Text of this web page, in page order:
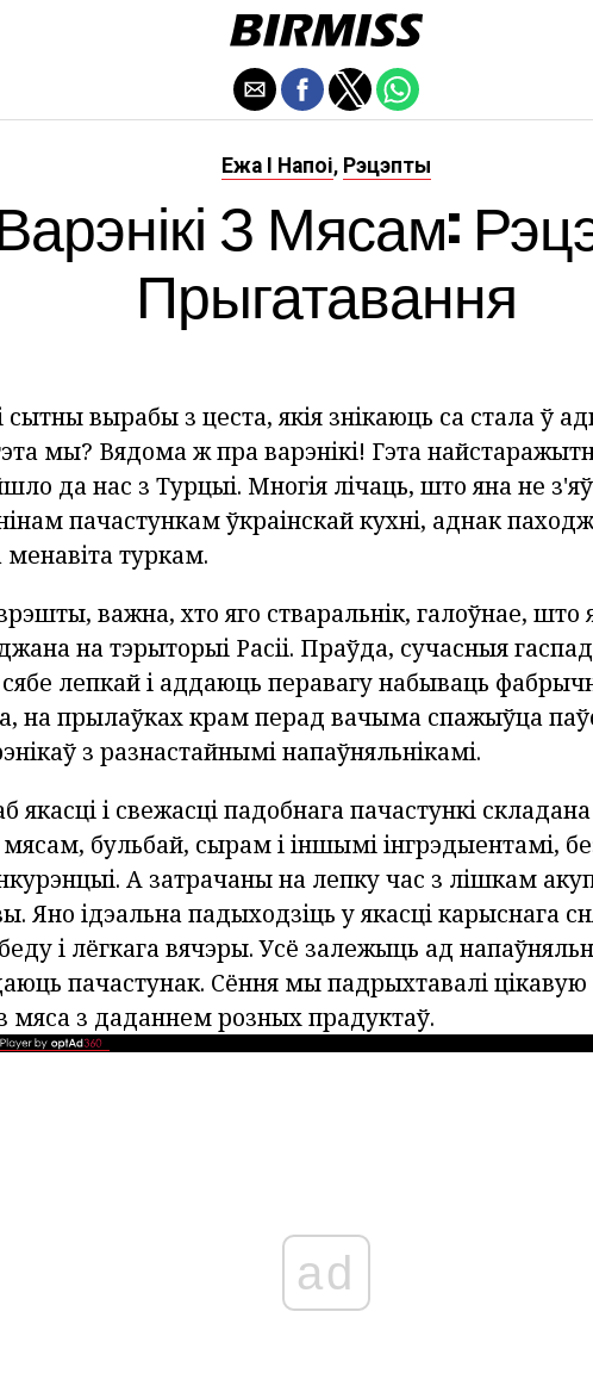
Ежа І Напоі, Рэцэпты
З Мясам:
Прыгатавання
вырабы з цеста, якія знікаюць са стала ў
мы? Вядома ж пра варэнікі! Гэта
да нас з Турцыі. Многія лічаць, што яна не
пачастункам ўкраінскай кухні, аднак
менавіта туркам.
важна, хто яго стваральнік, галоўнае, што
на тэрыторыі Расіі. Праўда, сучасныя
лепкай і аддаюць перавагу набываць
на прылаўках крам перад вачыма спажыўца
з разнастайнымі напаўняльнікамі.
якасці і свежасці падобнага пачастункі
мясам, бульбай, сырам і іншымі інгрэдыентамі,
А затрачаны на лепку час з лішкам
Яно ідэальна падыходзіць у якасці карыснага
і лёгкага вячэры. Усё залежыць ад
пачастунак. Сёння мы падрыхтавалі
мяса з даданнем розных прадуктаў.
ad